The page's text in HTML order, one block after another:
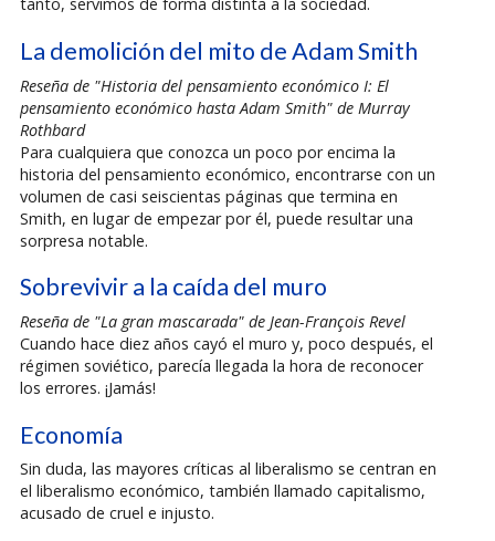
La demolición del mito de Adam Smith
Reseña de "Historia del pensamiento económico I: El
pensamiento económico hasta Adam Smith" de Murray
Rothbard
Para cualquiera que conozca un poco por encima la
historia del pensamiento económico, encontrarse con un
volumen de casi seiscientas páginas que termina en
Smith, en lugar de empezar por él, puede resultar una
sorpresa notable.
Sobrevivir a la caída del muro
Reseña de "La gran mascarada" de Jean-François Revel
Cuando hace diez años cayó el muro y, poco después, el
régimen soviético, parecía llegada la hora de reconocer
los errores. ¡Jamás!
Economía
Sin duda, las mayores críticas al liberalismo se centran en
el liberalismo económico, también llamado capitalismo,
acusado de cruel e injusto.